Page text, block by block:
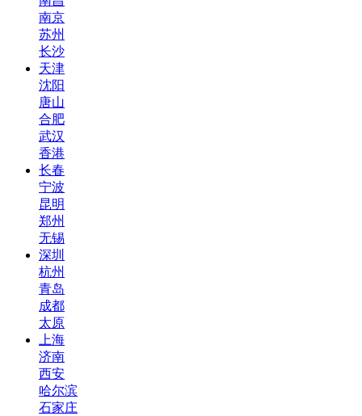
南京
苏州
长沙
天津
沈阳
唐山
合肥
武汉
香港
长春
宁波
昆明
郑州
无锡
深圳
杭州
青岛
成都
太原
上海
济南
西安
哈尔滨
石家庄